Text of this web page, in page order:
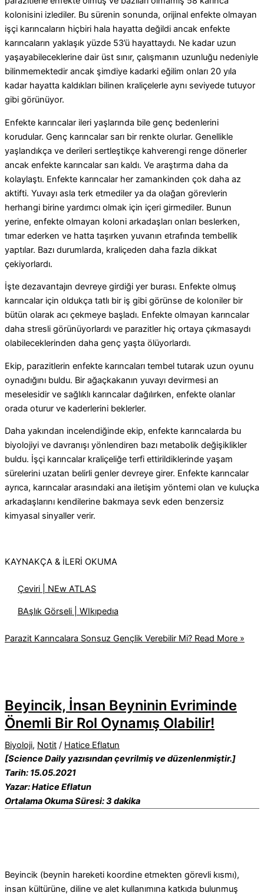
kolonisini izlediler. Bu sürenin sonunda, orijinal enfekte olmayan
işçi karıncaların hiçbiri hala hayatta değildi ancak enfekte
karıncaların yaklaşık yüzde 53’ü hayattaydı. Ne kadar uzun
yaşayabileceklerine dair üst sınır, çalışmanın uzunluğu nedeniyle
bilinmemektedir ancak şimdiye kadarki eğilim onları 20 yıla
kadar hayatta kaldıkları bilinen kraliçelerle aynı seviyede tutuyor
gibi görünüyor.
Enfekte karıncalar ileri yaşlarında bile genç bedenlerini
korudular. Genç karıncalar sarı bir renkte olurlar. Genellikle
yaşlandıkça ve derileri sertleştikçe kahverengi renge dönerler
ancak enfekte karıncalar sarı kaldı. Ve araştırma daha da
kolaylaştı. Enfekte karıncalar her zamankinden çok daha az
aktifti. Yuvayı asla terk etmediler ya da olağan görevlerin
herhangi birine yardımcı olmak için içeri girmediler. Bunun
yerine, enfekte olmayan koloni arkadaşları onları beslerken,
tımar ederken ve hatta taşırken yuvanın etrafında tembellik
yaptılar. Bazı durumlarda, kraliçeden daha fazla dikkat
çekiyorlardı.
İşte dezavantajın devreye girdiği yer burası. Enfekte olmuş
karıncalar için oldukça tatlı bir iş gibi görünse de koloniler bir
bütün olarak acı çekmeye başladı. Enfekte olmayan karıncalar
daha stresli görünüyorlardı ve parazitler hiç ortaya çıkmasaydı
olabileceklerinden daha genç yaşta ölüyorlardı.
Ekip, parazitlerin enfekte karıncaları tembel tutarak uzun oyunu
oynadığını buldu. Bir ağaçkakanın yuvayı devirmesi an
meselesidir ve sağlıklı karıncalar dağılırken, enfekte olanlar
orada oturur ve kaderlerini beklerler.
Daha yakından incelendiğinde ekip, enfekte karıncalarda bu
biyolojiyi ve davranışı yönlendiren bazı metabolik değişiklikler
buldu. İşçi karıncalar kraliçeliğe terfi ettirildiklerinde yaşam
sürelerini uzatan belirli genler devreye girer. Enfekte karıncalar
ayrıca, karıncalar arasındaki ana iletişim yöntemi olan ve kuluçka
arkadaşlarını kendilerine bakmaya sevk eden benzersiz
kimyasal sinyaller verir.
KAYNAKÇA & İLERİ OKUMA
Çeviri | NEw ATLAS
BAşlık Görseli | WIkıpedıa
Parazit Karıncalara Sonsuz Gençlik Verebilir Mi? Read More »
Beyincik, İnsan Beyninin Evriminde
Önemli Bir Rol Oynamış Olabilir!
Biyoloji, Notit / Hatice Eflatun
[Science Daily yazısından çevrilmiş ve düzenlenmiştir.]
Tarih: 15.05.2021
Yazar: Hatice Eflatun
Ortalama Okuma Süresi: 3 dakika
Beyincik (beynin hareketi koordine etmekten görevli kısmı),
insan kültürüne, diline ve alet kullanımına katkıda bulunmuş